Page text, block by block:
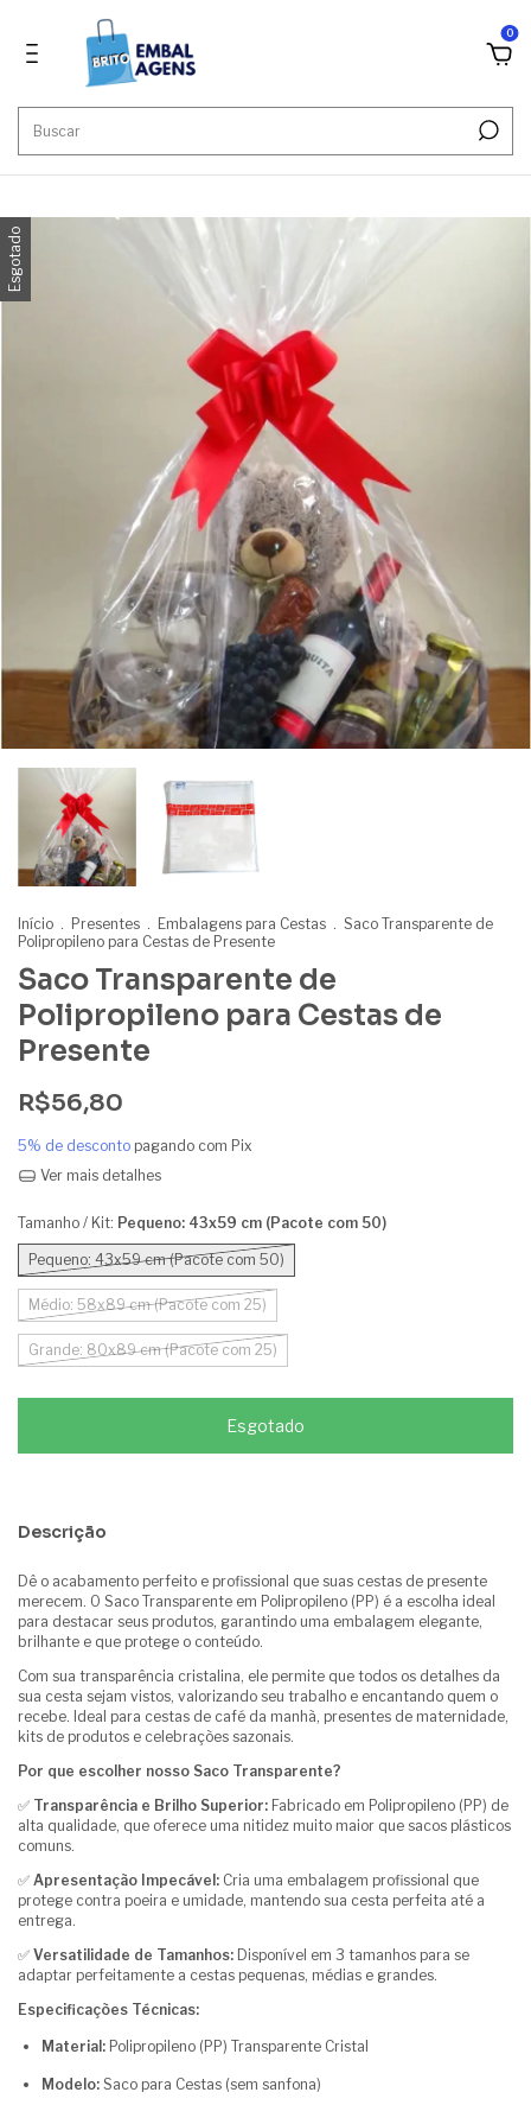
0
Esgotado
Início . Presentes . Embalagens para Cestas . Saco Transparente de
Polipropileno para Cestas de Presente
Saco Transparente de
Polipropileno para Cestas de
Presente
R$56,80
5% de desconto pagando com Pix
Ver mais detalhes
Tamanho / Kit: Pequeno: 43x59 cm (Pacote com 50)
Pequeno: 43x59 cm (Pacote com 50)
Médio: 58x89 cm (Pacote com 25)
Grande: 80x89 cm (Pacote com 25)
Descrição
Dê o acabamento perfeito e profissional que suas cestas de presente
merecem. O Saco Transparente em Polipropileno (PP) é a escolha ideal
para destacar seus produtos, garantindo uma embalagem elegante,
brilhante e que protege o conteúdo.
Com sua transparência cristalina, ele permite que todos os detalhes da
sua cesta sejam vistos, valorizando seu trabalho e encantando quem o
recebe. Ideal para cestas de café da manhã, presentes de maternidade,
kits de produtos e celebrações sazonais.
Por que escolher nosso Saco Transparente?
✅ Transparência e Brilho Superior: Fabricado em Polipropileno (PP) de
alta qualidade, que oferece uma nitidez muito maior que sacos plásticos
comuns.
✅ Apresentação Impecável: Cria uma embalagem profissional que
protege contra poeira e umidade, mantendo sua cesta perfeita até a
entrega.
✅ Versatilidade de Tamanhos: Disponível em 3 tamanhos para se
adaptar perfeitamente a cestas pequenas, médias e grandes.
Especificações Técnicas:
Material: Polipropileno (PP) Transparente Cristal
Modelo: Saco para Cestas (sem sanfona)